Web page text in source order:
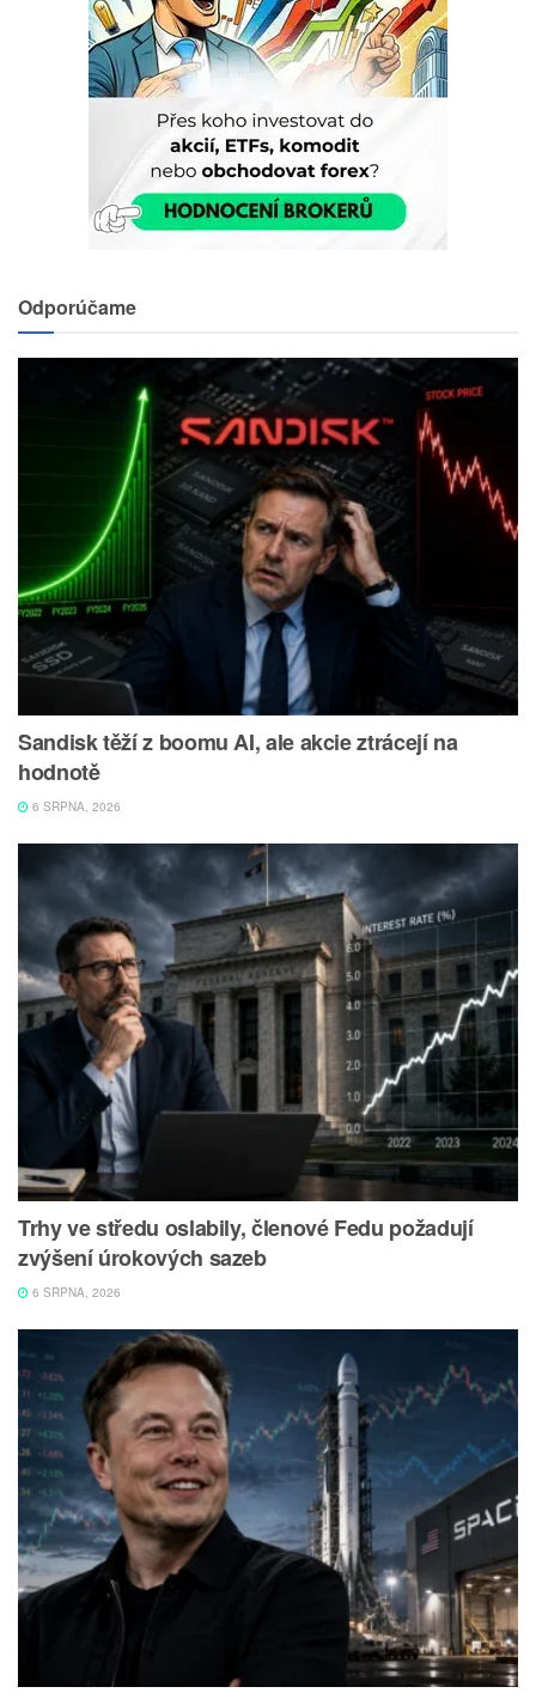
Odporúčame
Sandisk těží z boomu AI, ale akcie ztrácejí na
hodnotě
6 SRPNA, 2026
Trhy ve středu oslabily, členové Fedu požadují
zvýšení úrokových sazeb
6 SRPNA, 2026